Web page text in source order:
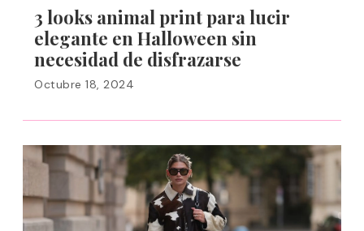
3 looks animal print para lucir
elegante en Halloween sin
necesidad de disfrazarse
Octubre 18, 2024